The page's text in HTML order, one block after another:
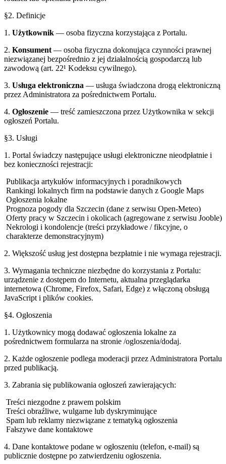
§2. Definicje
1. Użytkownik — osoba fizyczna korzystająca z Portalu.
2. Konsument — osoba fizyczna dokonująca czynności prawnej
niezwiązanej bezpośrednio z jej działalnością gospodarczą lub
zawodową (art. 22¹ Kodeksu cywilnego).
3. Usługa elektroniczna — usługa świadczona drogą elektroniczną
przez Administratora za pośrednictwem Portalu.
4. Ogłoszenie — treść zamieszczona przez Użytkownika w sekcji
ogłoszeń Portalu.
§3. Usługi
1. Portal świadczy następujące usługi elektroniczne nieodpłatnie i
bez konieczności rejestracji:
Publikacja artykułów informacyjnych i poradnikowych
Rankingi lokalnych firm na podstawie danych z Google Maps
Ogłoszenia lokalne
Prognoza pogody dla Szczecin (dane z serwisu Open-Meteo)
Oferty pracy w Szczecin i okolicach (agregowane z serwisu Jooble)
Nekrologi i kondolencje (treści przykładowe / fikcyjne, o
charakterze demonstracyjnym)
2. Większość usług jest dostępna bezpłatnie i nie wymaga rejestracji.
3. Wymagania techniczne niezbędne do korzystania z Portalu:
urządzenie z dostępem do Internetu, aktualna przeglądarka
internetowa (Chrome, Firefox, Safari, Edge) z włączoną obsługą
JavaScript i plików cookies.
§4. Ogłoszenia
1. Użytkownicy mogą dodawać ogłoszenia lokalne za
pośrednictwem formularza na stronie /ogloszenia/dodaj.
2. Każde ogłoszenie podlega moderacji przez Administratora Portalu
przed publikacją.
3. Zabrania się publikowania ogłoszeń zawierających:
Treści niezgodne z prawem polskim
Treści obraźliwe, wulgarne lub dyskryminujące
Spam lub reklamy niezwiązane z tematyką ogłoszenia
Fałszywe dane kontaktowe
4. Dane kontaktowe podane w ogłoszeniu (telefon, e-mail) są
publicznie dostępne po zatwierdzeniu ogłoszenia.